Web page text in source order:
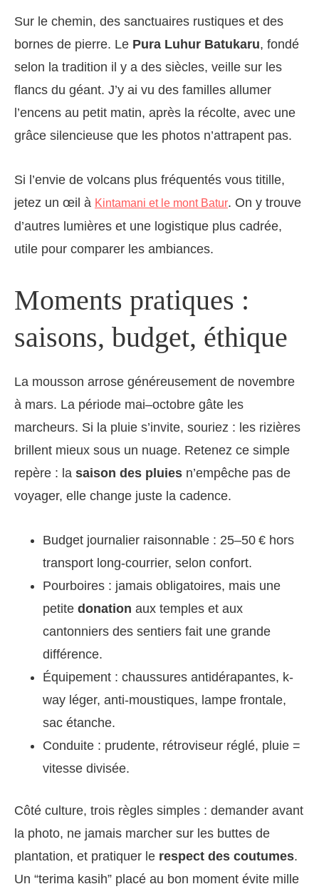
Sur le chemin, des sanctuaires rustiques et des
bornes de pierre. Le Pura Luhur Batukaru, fondé
selon la tradition il y a des siècles, veille sur les
flancs du géant. J’y ai vu des familles allumer
l’encens au petit matin, après la récolte, avec une
grâce silencieuse que les photos n’attrapent pas.
Si l’envie de volcans plus fréquentés vous titille,
jetez un œil à Kintamani et le mont Batur. On y trouve
d’autres lumières et une logistique plus cadrée,
utile pour comparer les ambiances.
Moments pratiques :
saisons, budget, éthique
La mousson arrose généreusement de novembre
à mars. La période mai–octobre gâte les
marcheurs. Si la pluie s’invite, souriez : les rizières
brillent mieux sous un nuage. Retenez ce simple
repère : la saison des pluies n’empêche pas de
voyager, elle change juste la cadence.
Budget journalier raisonnable : 25–50 € hors
transport long-courrier, selon confort.
Pourboires : jamais obligatoires, mais une
petite donation aux temples et aux
cantonniers des sentiers fait une grande
différence.
Équipement : chaussures antidérapantes, k-
way léger, anti-moustiques, lampe frontale,
sac étanche.
Conduite : prudente, rétroviseur réglé, pluie =
vitesse divisée.
Côté culture, trois règles simples : demander avant
la photo, ne jamais marcher sur les buttes de
plantation, et pratiquer le respect des coutumes.
Un “terima kasih” placé au bon moment évite mille